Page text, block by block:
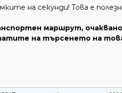
на секунди! Това е
маршрут,
на търсенето на